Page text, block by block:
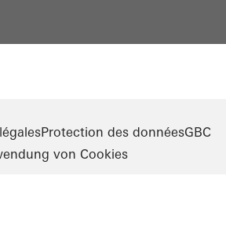
Protection des donnéesGBC
von Cookies